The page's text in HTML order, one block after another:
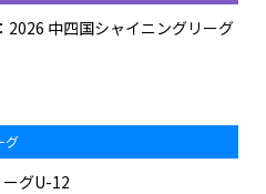
2026 中四国シャイニングリーグ
グ
ーグU-12